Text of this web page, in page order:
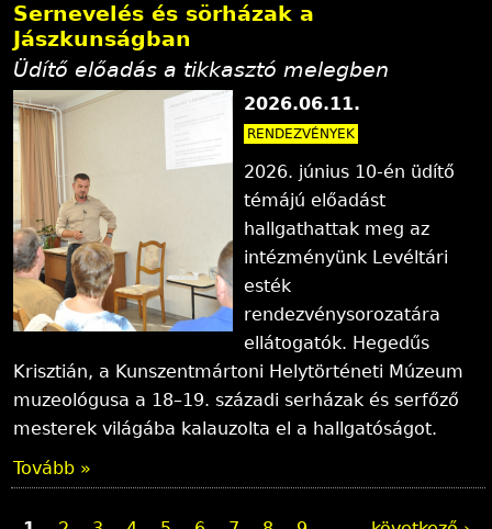
Sernevelés és sörházak a
Jászkunságban
Üdítő előadás a tikkasztó melegben
2026.06.11.
RENDEZVÉNYEK
2026. június 10-én üdítő
témájú előadást
hallgathattak meg az
intézményünk Levéltári
esték
rendezvénysorozatára
ellátogatók. Hegedűs
Krisztián, a Kunszentmártoni Helytörténeti Múzeum
muzeológusa a 18–19. századi serházak és serfőző
mesterek világába kalauzolta el a hallgatóságot.
Tovább »